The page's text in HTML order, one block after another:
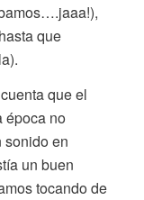
que
que el
época no
sonido en
un buen
tocando de